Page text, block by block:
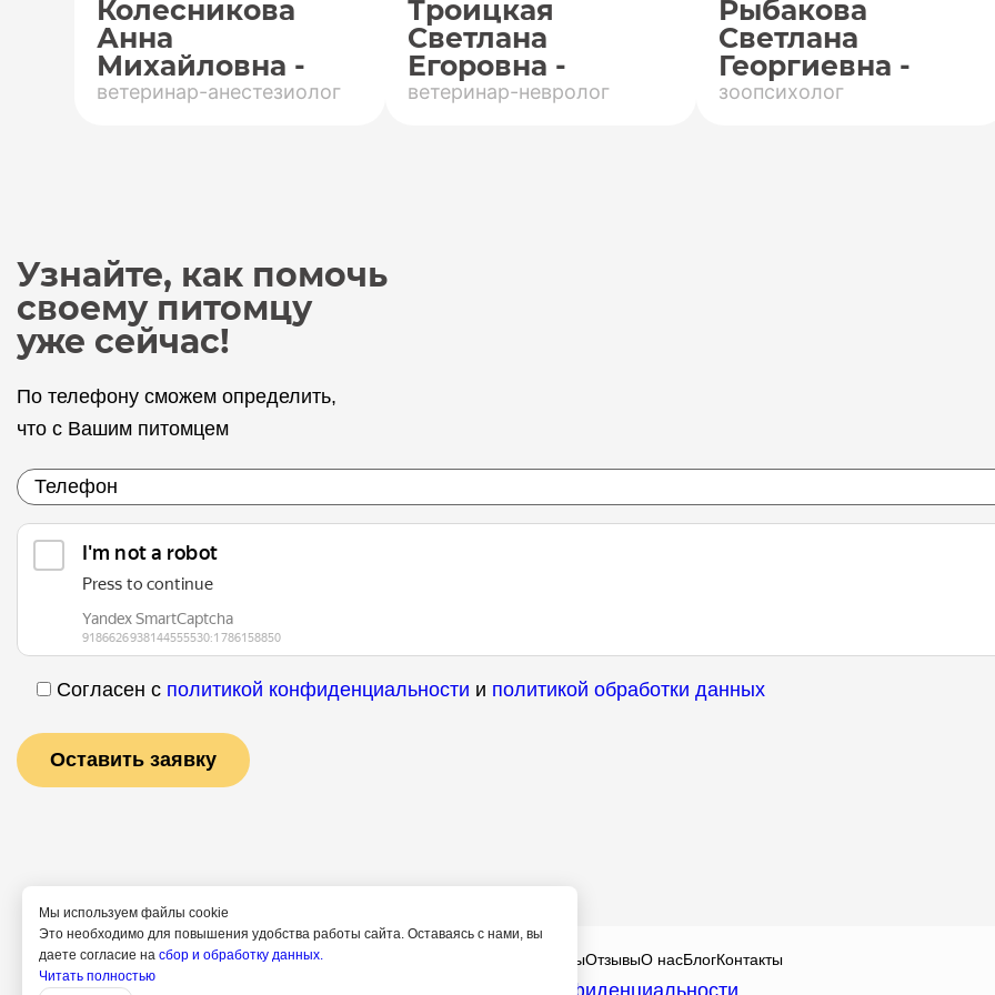
Колесникова
Анна
Михайловна -
ветеринар-анестезиолог
Троицкая
Светлана
Егоровна -
ветеринар-невролог
Рыбакова
Светлана
Георгиевна -
зоопсихолог
Узнайте, как помочь
своему питомцу
уже сейчас!
По телефону сможем определить,
что с Вашим питомцем
Согласен с политикой конфиденциальности и политикой обработки данных
Мы используем файлы cookie
Это необходимо для повышения удобства работы сайта. Оставаясь с нами, вы
даете согласие на сбор и обработку данных.
Читать полностью
ЦеныОтзывыО насБлогКонтакты
Политика конфиденциальности